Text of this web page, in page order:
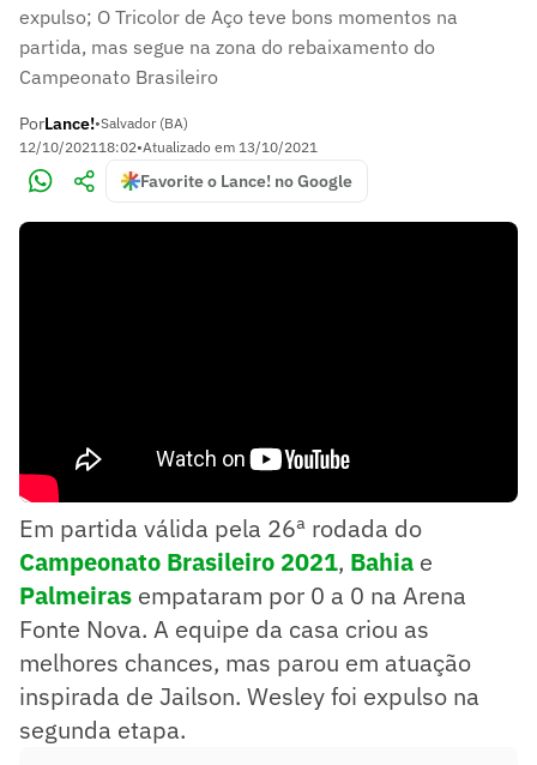
expulso; O Tricolor de Aço teve bons momentos na
partida, mas segue na zona do rebaixamento do
Campeonato Brasileiro
PorLance!•Salvador (BA)
12/10/202118:02•Atualizado em 13/10/2021
Favorite o Lance! no Google
Em partida válida pela 26ª rodada do
Campeonato Brasileiro 2021, Bahia e
Palmeiras empataram por 0 a 0 na Arena
Fonte Nova. A equipe da casa criou as
melhores chances, mas parou em atuação
inspirada de Jailson. Wesley foi expulso na
segunda etapa.